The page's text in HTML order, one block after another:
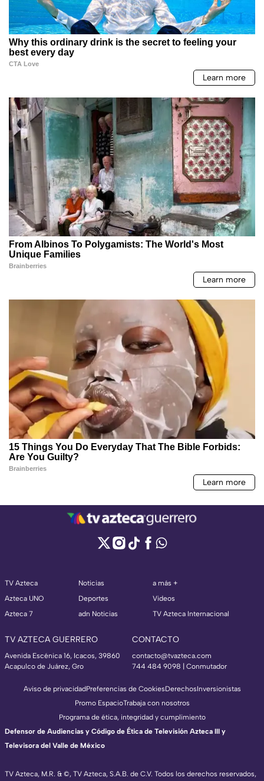
TV Azteca
Azteca UNO
Azteca 7
Noticias
Deportes
adn Noticias
a más +
Videos
TV Azteca Internacional
TV AZTECA GUERRERO
Avenida Escénica 16, Icacos, 39860
Acapulco de Juárez, Gro
CONTACTO
contacto@tvazteca.com
744 484 9098 | Conmutador
TV Azteca, M.R. & ©, TV Azteca, S.A.B. de C.V. Todos los derechos reservados,
Aviso de privacidadPreferencias de CookiesDerechosInversionistas
Promo EspacioTrabaja con nosotros
Programa de ética, integridad y cumplimiento
Defensor de Audiencias y Código de Ética de Televisión Azteca III y
Televisora del Valle de México